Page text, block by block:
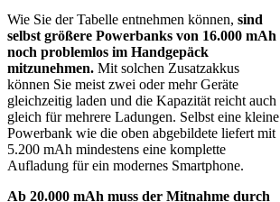
Wie Sie der Tabelle entnehmen können, sind
selbst größere Powerbanks von 16.000 mAh
noch problemlos im Handgepäck
mitzunehmen. Mit solchen Zusatzakkus
können Sie meist zwei oder mehr Geräte
gleichzeitig laden und die Kapazität reicht auch
gleich für mehrere Ladungen. Selbst eine kleine
Powerbank wie die oben abgebildete liefert mit
5.200 mAh mindestens eine komplette
Aufladung für ein modernes Smartphone.
Ab 20.000 mAh muss der Mitnahme durch